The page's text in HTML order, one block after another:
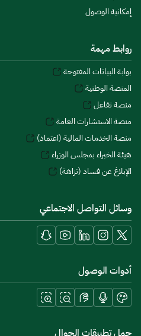
إمكانية الوصول
روابط مهمة
بوابة البيانات المفتوحة
المنصة الوطنية
منصة تفاعل
منصة الاستشارات العامة
منصة الخدمات المالية (اعتماد)
هيئة الخبراء بمجلس الوزراء
الإبلاغ عن فساد (نزاهة)
وسائل التواصل الاجتماعي
أدوات الوصول
حمل تطبيقات الجوال